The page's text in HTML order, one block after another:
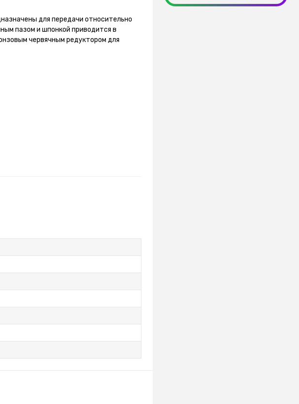
для передачи относительно
пазом и шпонкой приводится в
червячным редуктором для